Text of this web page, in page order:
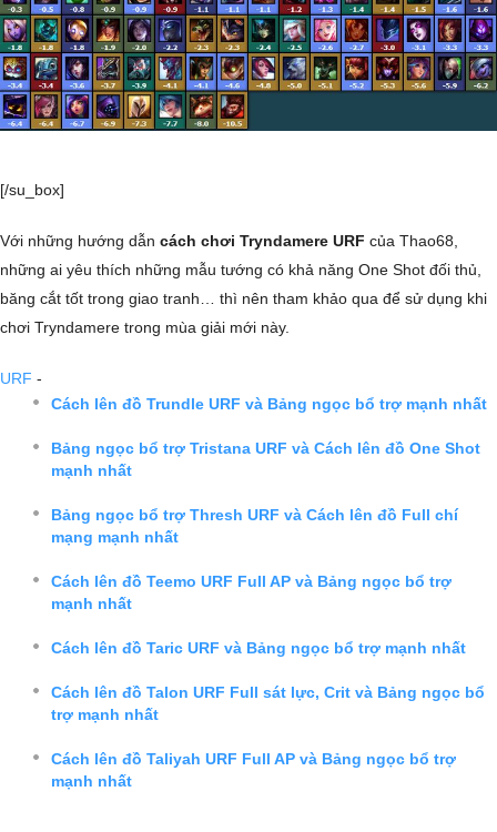
[/su_box]
Với những hướng dẫn cách chơi Tryndamere URF của Thao68,
những ai yêu thích những mẫu tướng có khả năng One Shot đối thủ,
băng cắt tốt trong giao tranh… thì nên tham khảo qua để sử dụng khi
chơi Tryndamere trong mùa giải mới này.
URF -
Cách lên đồ Trundle URF và Bảng ngọc bổ trợ mạnh nhất
Bảng ngọc bổ trợ Tristana URF và Cách lên đồ One Shot
mạnh nhất
Bảng ngọc bổ trợ Thresh URF và Cách lên đồ Full chí
mạng mạnh nhất
Cách lên đồ Teemo URF Full AP và Bảng ngọc bổ trợ
mạnh nhất
Cách lên đồ Taric URF và Bảng ngọc bổ trợ mạnh nhất
Cách lên đồ Talon URF Full sát lực, Crit và Bảng ngọc bổ
trợ mạnh nhất
Cách lên đồ Taliyah URF Full AP và Bảng ngọc bổ trợ
mạnh nhất